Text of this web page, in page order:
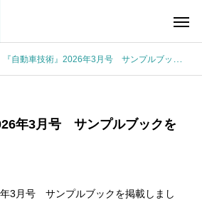
『自動車技術』2026年3月号 サンプルブックを更新しました。
年3月号 サンプルブックを
年3月号 サンプルブックを掲載しまし